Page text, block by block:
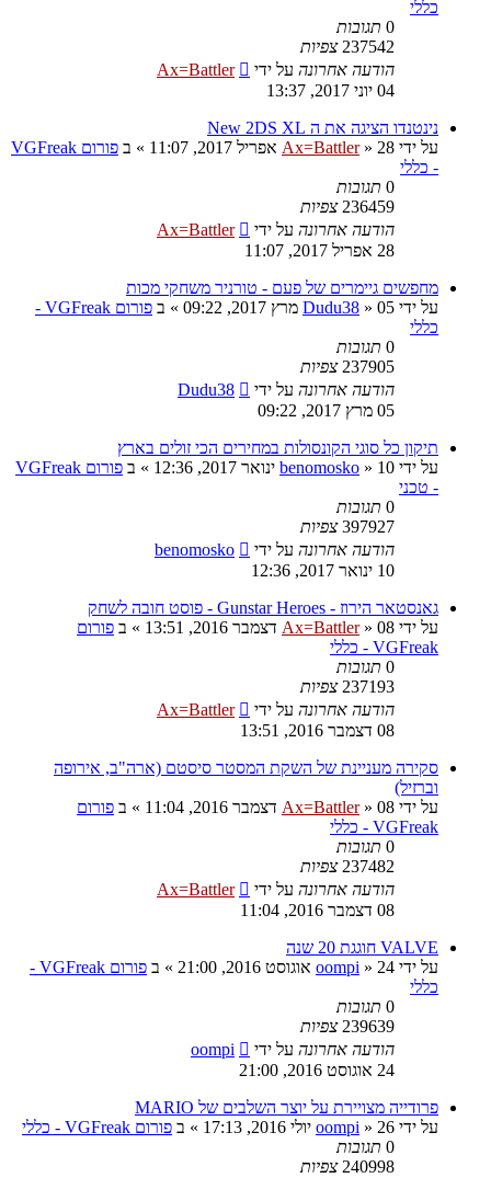
כללי
0 תגובות
237542 צפיות
הודעה אחרונה על ידי
Ax=Battler
04 יוני 2017, 13:37
נינטנדו הציגה את ה New 2DS XL
על ידי
Ax=Battler» 28 אפריל 2017, 11:07 » ב
פורום VGFreak
- כללי
0 תגובות
236459 צפיות
הודעה אחרונה על ידי
Ax=Battler
28 אפריל 2017, 11:07
מחפשים גיימרים של פעם - טורניר משחקי מכות
על ידי
Dudu38 » 05 מרץ 2017, 09:22 » ב
פורום VGFreak -
כללי
0 תגובות
237905 צפיות
הודעה אחרונה על ידי
Dudu38
05 מרץ 2017, 09:22
תיקון כל סוגי הקונסולות במחירים הכי זולים בארץ
על ידי
benomosko » 10 ינואר 2017, 12:36 » ב
פורום VGFreak
- טכני
0 תגובות
397927 צפיות
הודעה אחרונה על ידי
benomosko
10 ינואר 2017, 12:36
גאנסטאר הירוז - Gunstar Heroes - פוסט חובה לשחק
על ידי
Ax=Battler» 08 דצמבר 2016, 13:51 » ב פורום
VGFreak - כללי
0 תגובות
237193 צפיות
הודעה אחרונה על ידי
Ax=Battler
08 דצמבר 2016, 13:51
סקירה מעניינת של השקת המסטר סיסטם (ארה"ב, אירופה
וברזיל)
על ידי
Ax=Battler» 08 דצמבר 2016, 11:04 » ב פורום
VGFreak - כללי
0 תגובות
237482 צפיות
הודעה אחרונה על ידי
Ax=Battler
08 דצמבר 2016, 11:04
VALVE חוגגת 20 שנה
על ידי
oompi » 24 אוגוסט 2016, 21:00 » ב
פורום VGFreak -
כללי
0 תגובות
239639 צפיות
הודעה אחרונה על ידי
oompi
24 אוגוסט 2016, 21:00
פרודייה מצויירת על יוצר השלבים של MARIO
על ידי
oompi » 26 יולי 2016, 17:13 » ב פורום VGFreak - כללי
0 תגובות
240998 צפיות